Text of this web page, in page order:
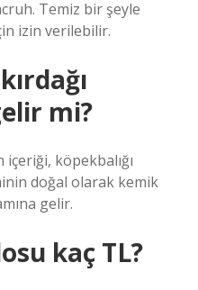
Temiz bir şeyle
izin verilebilir.
mi?
köpekbalığı
doğal olarak kemik
gelir.
kaç TL?